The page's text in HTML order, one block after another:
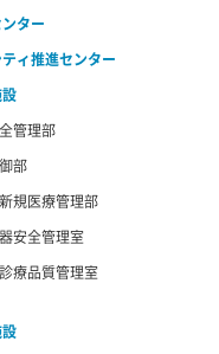
ター
ィ推進センター
管理部
部
規医療管理部
安全管理室
療品質管理室